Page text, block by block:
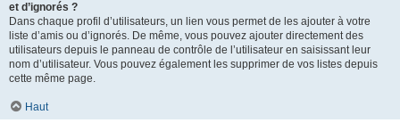
et d’ignorés ?
Dans chaque profil d’utilisateurs, un lien vous permet de les ajouter à votre
liste d’amis ou d’ignorés. De même, vous pouvez ajouter directement des
utilisateurs depuis le panneau de contrôle de l’utilisateur en saisissant leur
nom d’utilisateur. Vous pouvez également les supprimer de vos listes depuis
cette même page.
Haut